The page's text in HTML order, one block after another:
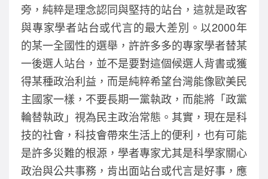
旁，純粹是理念認同與堅持的站台，這就是政客
與專家學者站台或代言的最大差別。以2000年
的某一全國性的選舉，許許多多的專家學者替某
一後選人站台，並不是要對這個候選人背書或獲
得某種政治利益，而是純粹希望台灣能像歐美民
主國家一樣，不要長期一黨執政，而能將「政黨
輪替執政」視為民主政治常態。其實，現在是科
技的社會，科技會帶來生活上的便利，也有可能
是許多災難的根源，學者專家尤其是科學家關心
政治與公共事務，肯出面站台或代言是好事，應